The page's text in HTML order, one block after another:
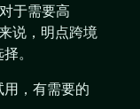
于需要高
说，明点跨境
。
，有需要的